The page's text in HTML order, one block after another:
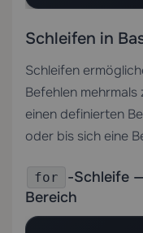
Schleifen in
Schleifen
Befehlen
einen definierten
oder bis sich eine
for
-Schleife
Bereich